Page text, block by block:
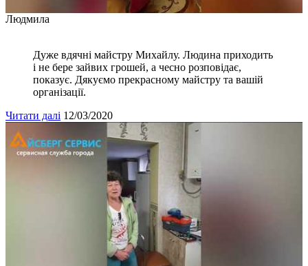
Людмила
Дуже вдячні майстру Михайлу. Людина приходить
і не бере зайвих грошей, а чесно розповідає,
показує. Дякуємо прекрасному майстру та вашій
організації.
Читати далі 12/03/2020